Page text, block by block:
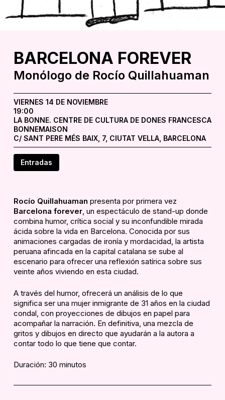
BARCELONA FOREVER
Monólogo de Rocío Quillahuaman
VIERNES 14 DE NOVIEMBRE
19:00
LA BONNE. CENTRE DE CULTURA DE DONES FRANCESCA
BONNEMAISON
C/ SANT PERE MÉS BAIX, 7, CIUTAT VELLA, BARCELONA
Entradas
Rocío Quillahuaman presenta por primera vez
Barcelona forever, un espectáculo de stand-up donde
combina humor, crítica social y su inconfundible mirada
ácida sobre la vida en Barcelona. Conocida por sus
animaciones cargadas de ironía y mordacidad, la artista
peruana afincada en la capital catalana se sube al
escenario para ofrecer una reflexión satírica sobre sus
veinte años viviendo en esta ciudad.
A través del humor, ofrecerá un análisis de lo que
significa ser una mujer inmigrante de 31 años en la ciudad
condal, con proyecciones de dibujos en papel para
acompañar la narración. En definitiva, una mezcla de
gritos y dibujos en directo que ayudarán a la autora a
contar todo lo que tiene que contar.
Duración: 30 minutos